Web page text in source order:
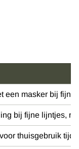
een masker bij
bij fijne lijntjes,
thuisgebruik